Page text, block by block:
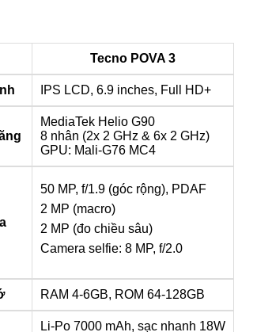
Tecno POVA 3
IPS LCD, 6.9 inches, Full HD+
MediaTek Helio G90
8 nhân (2x 2 GHz & 6x 2 GHz)
GPU: Mali-G76 MC4
50 MP, f/1.9 (góc rộng), PDAF
2 MP (macro)
2 MP (đo chiều sâu)
Camera selfie: 8 MP, f/2.0
RAM 4-6GB, ROM 64-128GB
Li-Po 7000 mAh, sạc nhanh 18W